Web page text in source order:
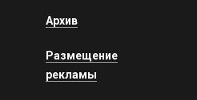
Архив
Размещение
рекламы